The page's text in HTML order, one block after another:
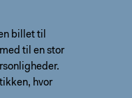
billet til
til en stor
hvor